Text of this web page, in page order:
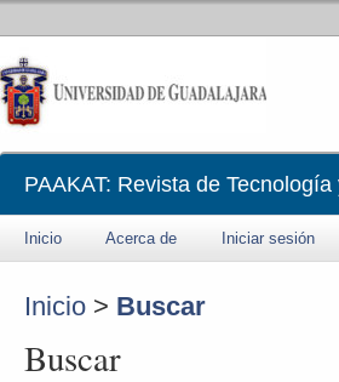
PAAKAT: Revista de Tecnología
Inicio Acerca de Iniciar sesión
Inicio > Buscar
Buscar